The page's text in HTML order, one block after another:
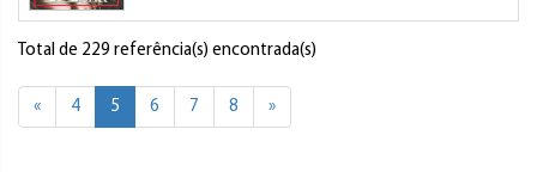
Total de 229 referência(s) encontrada(s)
« 4 5 6 7 8 »